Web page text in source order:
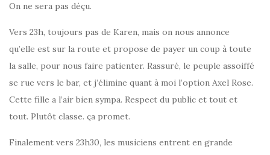
On ne sera pas déçu.
Vers 23h, toujours pas de Karen, mais on nous annonce
qu’elle est sur la route et propose de payer un coup à toute
la salle, pour nous faire patienter. Rassuré, le peuple assoiffé
se rue vers le bar, et j’élimine quant à moi l’option Axel Rose.
Cette fille a l’air bien sympa. Respect du public et tout et
tout. Plutôt classe. ça promet.
Finalement vers 23h30, les musiciens entrent en grande